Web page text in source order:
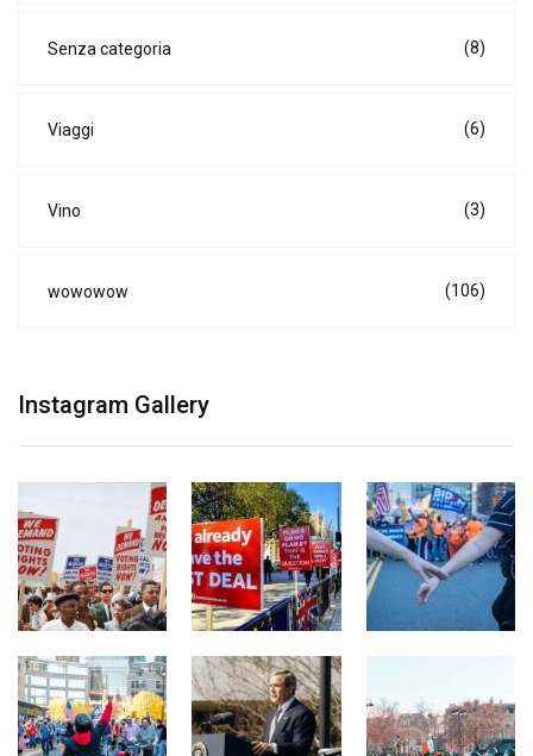
Senza categoria (8)
Viaggi (6)
Vino (3)
wowowow (106)
Instagram Gallery